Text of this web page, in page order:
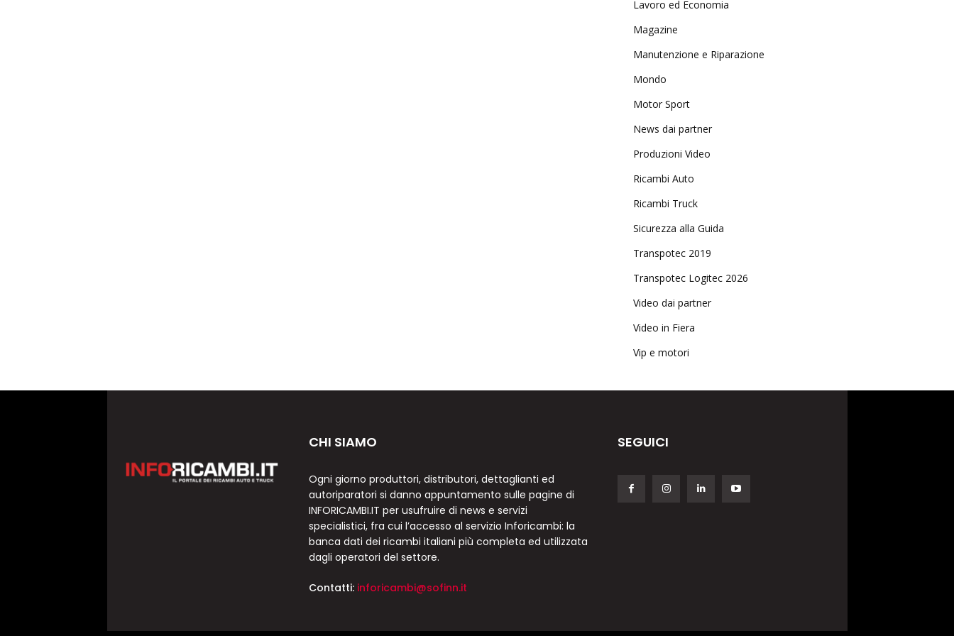
Lavoro ed Economia
Magazine
Manutenzione e Riparazione
Mondo
Motor Sport
News dai partner
Produzioni Video
Ricambi Auto
Ricambi Truck
Sicurezza alla Guida
Transpotec 2019
Transpotec Logitec 2026
Video dai partner
Video in Fiera
Vip e motori
CHI SIAMO
Ogni giorno produttori, distributori, dettaglianti ed
autoriparatori si danno appuntamento sulle pagine di
INFORICAMBI.IT per usufruire di news e servizi
specialistici, fra cui l’accesso al servizio Inforicambi: la
banca dati dei ricambi italiani più completa ed utilizzata
dagli operatori del settore.
Contatti: inforicambi@sofinn.it
SEGUICI